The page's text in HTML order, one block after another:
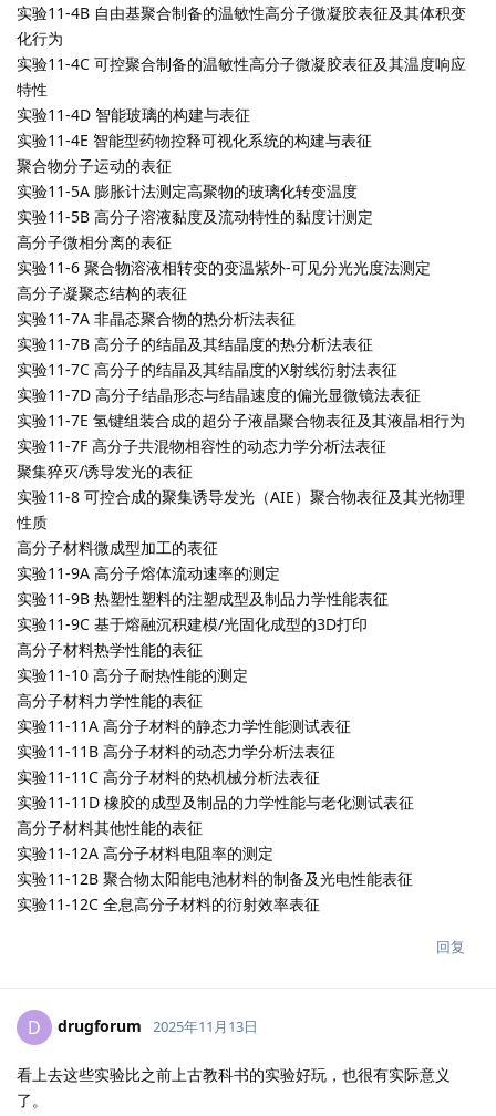
实验11-4B 自由基聚合制备的温敏性高分子微凝胶表征及其体积变
化行为
实验11-4C 可控聚合制备的温敏性高分子微凝胶表征及其温度响应
特性
实验11-4D 智能玻璃的构建与表征
实验11-4E 智能型药物控释可视化系统的构建与表征
聚合物分子运动的表征
实验11-5A 膨胀计法测定高聚物的玻璃化转变温度
实验11-5B 高分子溶液黏度及流动特性的黏度计测定
高分子微相分离的表征
实验11-6 聚合物溶液相转变的变温紫外-可见分光光度法测定
高分子凝聚态结构的表征
实验11-7A 非晶态聚合物的热分析法表征
实验11-7B 高分子的结晶及其结晶度的热分析法表征
实验11-7C 高分子的结晶及其结晶度的X射线衍射法表征
实验11-7D 高分子结晶形态与结晶速度的偏光显微镜法表征
实验11-7E 氢键组装合成的超分子液晶聚合物表征及其液晶相行为
实验11-7F 高分子共混物相容性的动态力学分析法表征
聚集猝灭/诱导发光的表征
实验11-8 可控合成的聚集诱导发光（AIE）聚合物表征及其光物理
性质
高分子材料微成型加工的表征
实验11-9A 高分子熔体流动速率的测定
实验11-9B 热塑性塑料的注塑成型及制品力学性能表征
实验11-9C 基于熔融沉积建模/光固化成型的3D打印
高分子材料热学性能的表征
实验11-10 高分子耐热性能的测定
高分子材料力学性能的表征
实验11-11A 高分子材料的静态力学性能测试表征
实验11-11B 高分子材料的动态力学分析法表征
实验11-11C 高分子材料的热机械分析法表征
实验11-11D 橡胶的成型及制品的力学性能与老化测试表征
高分子材料其他性能的表征
实验11-12A 高分子材料电阻率的测定
实验11-12B 聚合物太阳能电池材料的制备及光电性能表征
实验11-12C 全息高分子材料的衍射效率表征
回复
D drugforum 2025年11月13日
看上去这些实验比之前上古教科书的实验好玩，也很有实际意义
了。